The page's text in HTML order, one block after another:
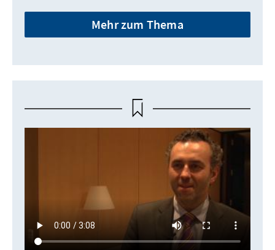
Mehr zum Thema